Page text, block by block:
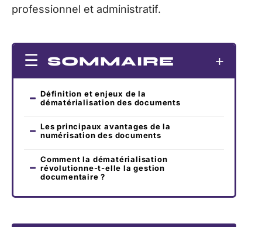
professionnel et administratif.
SOMMAIRE
Définition et enjeux de la
dématérialisation des documents
Les principaux avantages de la
numérisation des documents
Comment la dématérialisation
révolutionne-t-elle la gestion
documentaire ?